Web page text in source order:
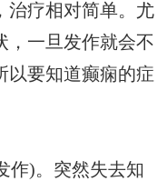
治疗相对简单。尤
，一旦发作就会不
以要知道癫痫的症
作)。突然失去知